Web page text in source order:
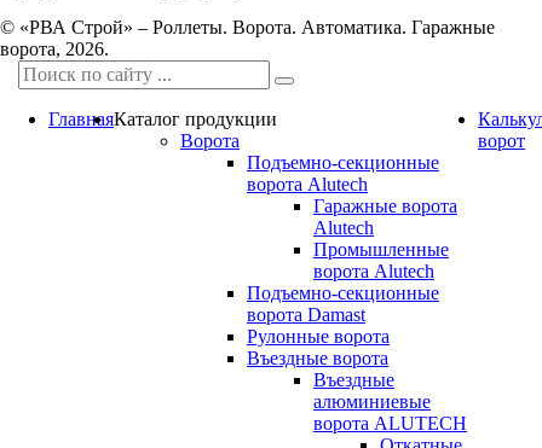
© «РВА Строй» – Роллеты. Ворота. Автоматика. Гаражные
ворота, 2026.
ГлавнаяКаталог продукции
Ворота
Подъемно-секционные
ворота Alutech
Гаражные ворота
Alutech
Промышленные
ворота Alutech
Подъемно-секционные
ворота Damast
Рулонные ворота
Въездные ворота
Въездные
алюминиевые
ворота ALUTECH
ворот